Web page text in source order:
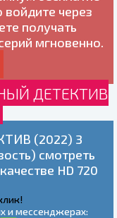
войдите через
получать
мгновенно.
ДЕТЕКТИВ
(2022) 3
смотреть
HD 720
и мессенджерах: